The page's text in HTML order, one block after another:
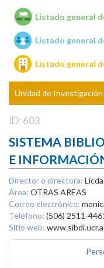
Unidades de
Listado general
Listado general
Listado general
Unidad de Investigación
ID: 603
SISTEMA
E
Director o directora:
Área: OTRAS AREAS
Correo electrónico:
Teléfono: (506) 2511-
Sitio web: